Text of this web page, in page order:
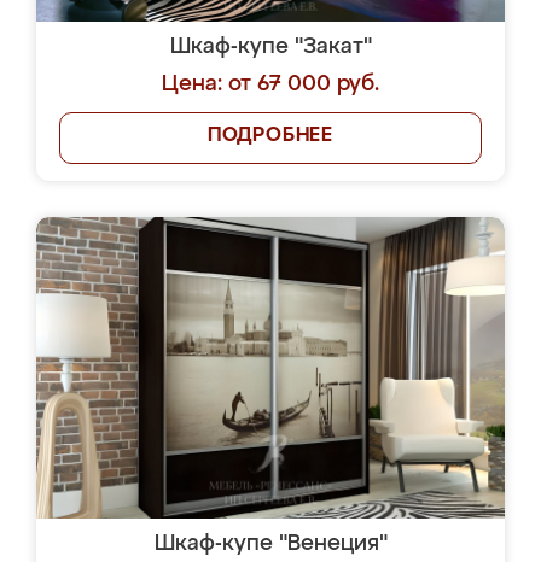
Шкаф-купе "Закат"
Цена: от 67 000 руб.
ПОДРОБНЕЕ
Шкаф-купе "Венеция"